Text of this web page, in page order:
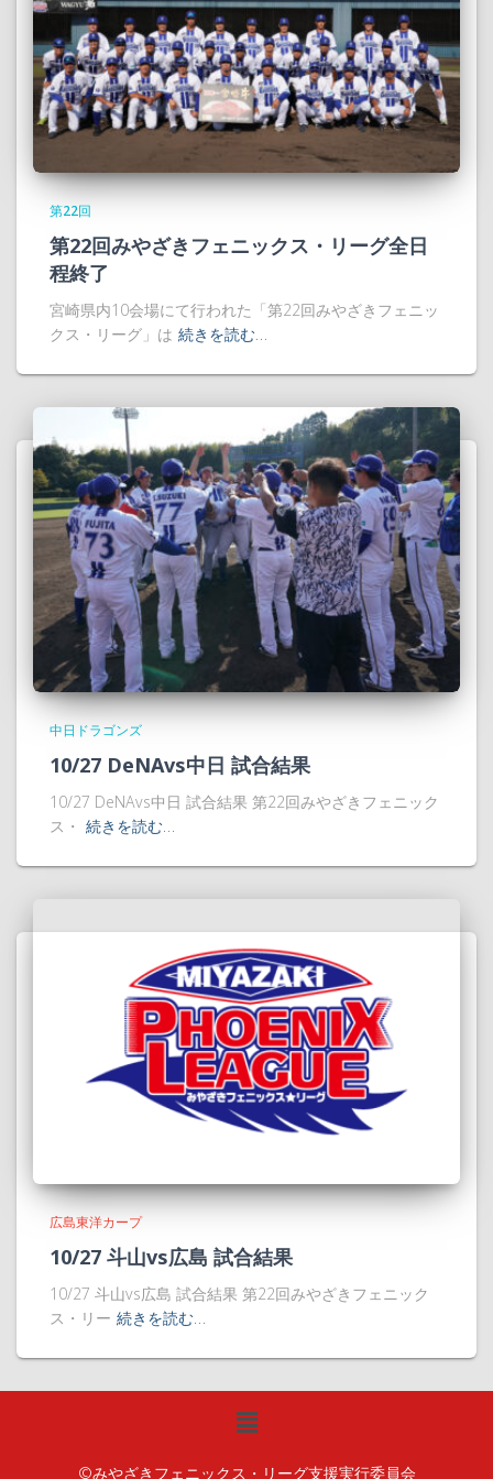
第22回
第22回みやざきフェニックス・リーグ全日
程終了
宮崎県内10会場にて行われた「第22回みやざきフェニッ
クス・リーグ」は 続きを読む…
中日ドラゴンズ
10/27 DeNAvs中日 試合結果
10/27 DeNAvs中日 試合結果 第22回みやざきフェニック
ス・ 続きを読む…
広島東洋カープ
10/27 斗山vs広島 試合結果
10/27 斗山vs広島 試合結果 第22回みやざきフェニック
ス・リー 続きを読む…
©みやざきフェニックス・リーグ支援実行委員会